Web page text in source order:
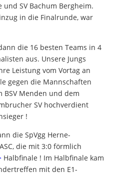
und SV Bachum Bergheim.
in die Finalrunde, war
die 16 besten Teams in 4
aus. Unsere Jungs
Leistung vom Vortag an
gegen die Mannschaften
BSV Menden und dem
SV hochverdient
!
die SpVgg Herne-
die mit 3:0 förmlich
Halbfinale ! Im Halbfinale kam
mit den E1-